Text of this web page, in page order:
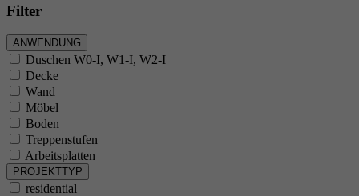
Filter
ANWENDUNG
Duschen W0-I, W1-I, W2-I
Decke
Wand
Möbel
Boden
Treppenstufen
Arbeitsplatten
PROJEKTTYP
residential